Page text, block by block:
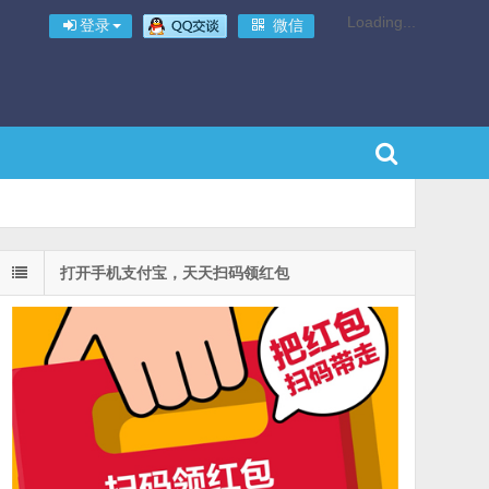
登录 微信 Loading...
打开手机支付宝，天天扫码领红包